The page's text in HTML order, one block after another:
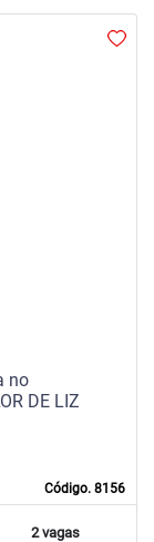
Código. 8156
no
DE LIZ
2 vagas